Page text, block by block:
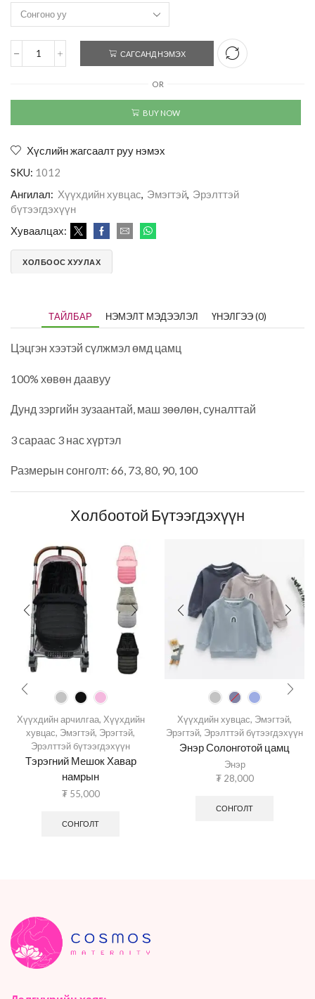
САГСАНД НЭМЭХ
OR
BUY NOW
Хүслийн жагсаалт руу нэмэх
SKU: 1012
Ангилал: Хүүхдийн хувцас, Эмэгтэй, Эрэлттэй
бүтээгдэхүүн
Хуваалцах:
ХОЛБООС ХУУЛАХ
ТАЙЛБАР НЭМЭЛТ МЭДЭЭЛЭЛ ҮНЭЛГЭЭ (0)
Цэцгэн хээтэй сүлжмэл өмд цамц
100% хөвөн даавуу
Дунд зэргийн зузаантай, маш зөөлөн, суналттай
3 сараас 3 нас хүртэл
Размерын сонголт: 66, 73, 80, 90, 100
Холбоотой Бүтээгдэхүүн
Хүүхдийн арчилгаа, Хүүхдийн
хувцас, Эмэгтэй, Эрэгтэй,
Эрэлттэй бүтээгдэхүүн
Тэрэгний Мешок Хавар
намрын
₮55,000
СОНГОЛТ
Хүүхдийн хувцас, Эмэгтэй,
Эрэгтэй, Эрэлттэй бүтээгдэхүүн
Энэр Солонготой цамц
Энэр
₮28,000
СОНГОЛТ